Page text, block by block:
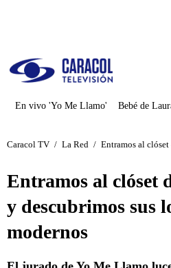
En vivo 'Yo Me Llamo' Bebé de
Caracol TV / La Red / Entramos al clóset
Entramos al clóset
y descubrimos sus
modernos